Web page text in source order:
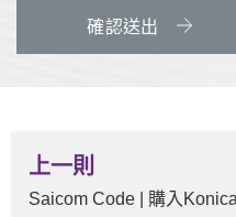
確認送出
上一則
Saicom Code | 購入